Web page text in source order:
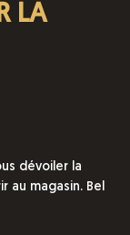
LA
dévoiler la
au magasin. Bel